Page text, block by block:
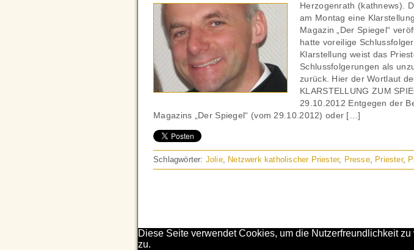
Herzogenrath (kathnews).
am Montag eine
Magazin „Der Spiegel“
hatte voreilige
Klarstellung weist das
Schlussfolgerungen als
zurück. Hier der Wortlaut
KLARSTELLUNG ZUM
29.10.2012 Entgegen der
Magazins „Der Spiegel“ (vom 29.10.2012) oder […]
Schlagwörter: Jolie, Netzwerk katholischer Priester, Presse, Priester,
Diese Seite verwendet Cookies, um die Nutzerfreundlichkeit
zu.